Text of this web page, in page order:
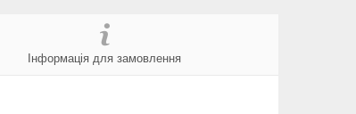
Інформація для замовлення